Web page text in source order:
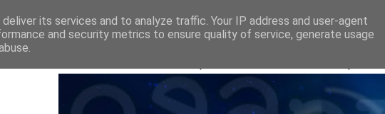
its services and to analyze traffic. Your IP address and user-agent
and security metrics to ensure quality of service, generate usage